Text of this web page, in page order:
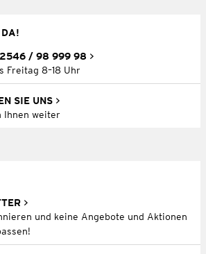
DA!
/ 98 999 98
Freitag 8–18 Uhr
SIE UNS
Ihnen weiter
und keine Angebote und Aktionen